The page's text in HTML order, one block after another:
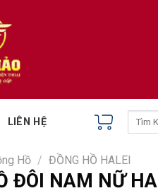
LIÊN HỆ
Tìm
Hồ / ĐỒNG HỒ HALEI
ĐÔI NAM NỮ